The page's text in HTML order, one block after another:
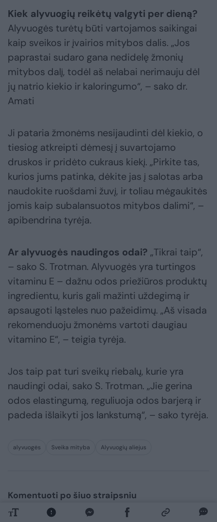
Kiek alyvuogių reikėtų valgyti per dieną?
Alyvuogės turėtų būti vartojamos saikingai
kaip sveikos ir įvairios mitybos dalis. „Jos
paprastai sudaro gana nedidelę žmonių
mitybos dalį, todėl aš nelabai nerimauju dėl
jų natrio kiekio ir kaloringumo“, – sako dr.
Amati
Ji pataria žmonėms nesijaudinti dėl kiekio, o
tiesiog atkreipti dėmesį į suvartojamo
druskos ir pridėto cukraus kiekį. „Pirkite tas,
kurios jums patinka, dėkite jas į salotas arba
naudokite ruošdami žuvį, ir toliau mėgaukitės
jomis kaip subalansuotos mitybos dalimi“, –
apibendrina tyrėja.
Ar alyvuogės naudingos odai? „Tikrai taip“,
– sako S. Trotman. Alyvuogės yra turtingos
vitaminu E – dažnu odos priežiūros produktų
ingredientu, kuris gali mažinti uždegimą ir
apsaugoti ląsteles nuo pažeidimų. „Aš visada
rekomenduoju žmonėms vartoti daugiau
vitamino E“, – teigia tyrėja.
Jos taip pat turi sveikų riebalų, kurie yra
naudingi odai, sako S. Trotman. „Jie gerina
odos elastingumą, reguliuoja odos barjerą ir
padeda išlaikyti jos lankstumą“, – sako tyrėja.
alyvuogės Sveika mityba Alyvuogių aliejus
Komentuoti po šiuo straipsniu